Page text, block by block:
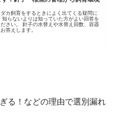
カ飼育をするときによく出てくる疑問に
知らないよりは知っていた方がよい回答を
さい。 針子の水替えや水替え回数、容器
答えします。
る！などの理由で選別漏れ